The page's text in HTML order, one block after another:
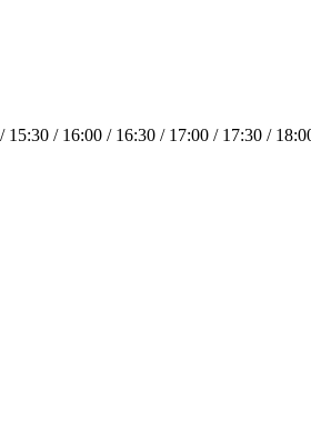
/ 16:00 / 16:30 / 17:00 / 17:30 /